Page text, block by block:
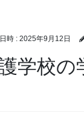
時 : 2025年9月12日
学校の